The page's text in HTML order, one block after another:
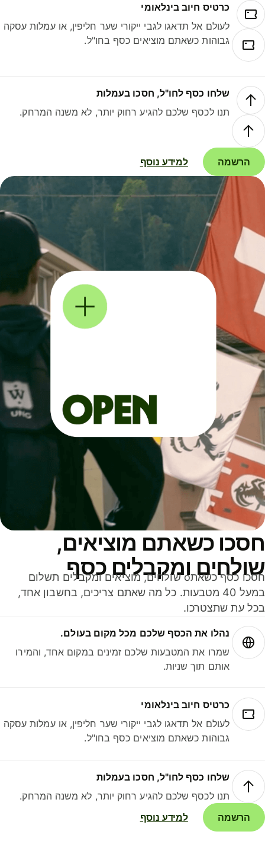
כרטיס חיוב בינלאומי
לעולם אל תדאגו לגבי ייקורי שער חליפין, או עמלות עסקה
גבוהות כשאתם מוציאים כסף בחו"ל.
שלחו כסף לחו"ל, חסכו בעמלות
תנו לכסף שלכם להגיע רחוק יותר, לא משנה המרחק.
הרשמה למידע נוסף
כשאתם מוציאים,
ומקבלים כסף
חסכו כסף כשאתo שולחים, מוציאים ומקבלים תשלום
במעל 40 מטבעות. כל מה שאתם צריכים, בחשבון אחד,
עת שתצטרכו.
נהלו את הכסף שלכם מכל מקום בעולם.
שמרו את המטבעות שלכם זמינים במקום אחד, והמירו
אותם תוך שניות.
כרטיס חיוב בינלאומי
לעולם אל תדאגו לגבי ייקורי שער חליפין, או עמלות עסקה
גבוהות כשאתם מוציאים כסף בחו"ל.
שלחו כסף לחו"ל, חסכו בעמלות
תנו לכסף שלכם להגיע רחוק יותר, לא משנה המרחק.
הרשמה
למידע נוסף